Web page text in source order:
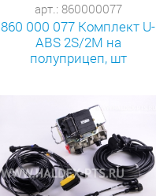
арт.: 860000077
860 000 077 Комплект U-
ABS 2S/2M на
полуприцеп, шт